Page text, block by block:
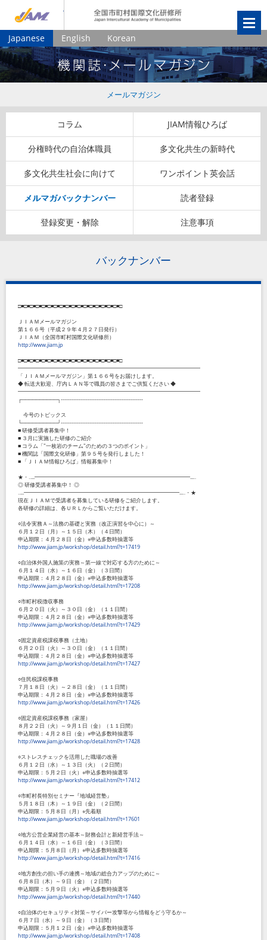
Japanese English Korean
メールマガジン
コラム JIAM情報ひろば
分権時代の自治体職員 多文化共生の新時代
多文化共生社会に向けて ワンポイント英会話
メルマガバックナンバー 読者登録
登録変更・解除 注意事項
バックナンバー
□■□■□■□■□■□■□■□■□■□■□■□■□■□■□■□■□■□
ＪＩＡＭメールマガジン
第１６６号（平成２９年４月２７日発行）
ＪＩＡＭ（全国市町村国際文化研修所）
http://www.jiam.jp
□■□■□■□■□■□■□■□■□■□■□■□■□■□■□■□■□■□
━━━━━━━━━━━━━━━━━━━━━━━━━━━━━━━━━━
「ＪＩＡＭメールマガジン」第１６６号をお届けします。
◆ 転送大歓迎、庁内ＬＡＮ等で職員の皆さまでご供覧ください ◆
━━━━━━━━━━━━━━━━━━━━━━━━━━━━━━━━━━
┌──────────┐----------------------------------------------
今号のトピックス
└──────────┘----------------------------------------------
■ 研修受講者募集中！
■ ３月に実施した研修のご紹介
■ コラム「"一枚岩のチーム"のための３つのポイント」
■ 機関誌「国際文化研修」第９５号を発行しました！
■ 「ＪＩＡＭ情報ひろば」情報募集中！
★・‥...━━━━━━━━━━━━━━━━━━━━━━━━━━━━━...‥
◎ 研修受講者募集中！ ◎
‥...━━━━━━━━━━━━━━━━━━━━━━━━━━━━━...‥・★
現在ＪＩＡＭで受講者を募集している研修をご紹介します。
各研修の詳細は、各ＵＲＬからご覧いただけます。
○法令実務Ａ～法務の基礎と実務（改正演習を中心に）～
６月１２日（月）～１５日（木）（４日間）
申込期限：４月２８日（金）※申込多数時抽選等
http://www.jiam.jp/workshop/detail.html?t=17419
○自治体外国人施策の実務～第一線で対応する方のために～
６月１４日（水）～１６日（金）（３日間）
申込期限：４月２８日（金）※申込多数時抽選等
http://www.jiam.jp/workshop/detail.html?t=17208
○市町村税徴収事務
６月２０日（火）～３０日（金）（１１日間）
申込期限：４月２８日（金）※申込多数時抽選等
http://www.jiam.jp/workshop/detail.html?t=17429
○固定資産税課税事務（土地）
６月２０日（火）～３０日（金）（１１日間）
申込期限：４月２８日（金）※申込多数時抽選等
http://www.jiam.jp/workshop/detail.html?t=17427
○住民税課税事務
７月１８日（火）～２８日（金）（１１日間）
申込期限：４月２８日（金）※申込多数時抽選等
http://www.jiam.jp/workshop/detail.html?t=17426
○固定資産税課税事務（家屋）
８月２２日（火）～９月１日（金）（１１日間）
申込期限：４月２８日（金）※申込多数時抽選等
http://www.jiam.jp/workshop/detail.html?t=17428
○ストレスチェックを活用した職場の改善
６月１２日（水）～１３日（火）（２日間）
申込期限：５月２日（火）※申込多数時抽選等
http://www.jiam.jp/workshop/detail.html?t=17412
○市町村長特別セミナー『地域経営塾』
５月１８日（木）～１９日（金）（２日間）
申込期限：５月８日（月）※先着順
http://www.jiam.jp/workshop/detail.html?t=17601
○地方公営企業経営の基本～財務会計と新経営手法～
６月１４日（水）～１６日（金）（３日間）
申込期限：５月８日（月）※申込多数時抽選等
http://www.jiam.jp/workshop/detail.html?t=17416
○地方創生の担い手の連携～地域の総合力アップのために～
６月８日（木）～９日（金）（２日間）
申込期限：５月９日（火）※申込多数時抽選等
http://www.jiam.jp/workshop/detail.html?t=17440
○自治体のセキュリティ対策～サイバー攻撃等から情報をどう守るか～
６月７日（水）～９日（金）（３日間）
申込期限：５月１２日（金）※申込多数時抽選等
http://www.jiam.jp/workshop/detail.html?t=17408